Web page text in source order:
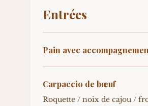
Entrées
Pain avec
Carpaccio de bœuf
Roquette / noix de cajou /